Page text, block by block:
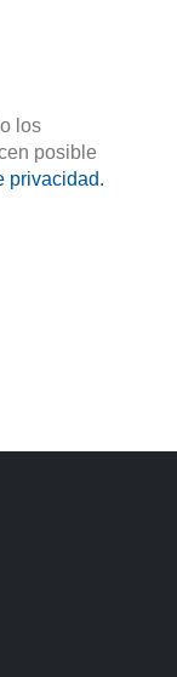
los
posible
privacidad.